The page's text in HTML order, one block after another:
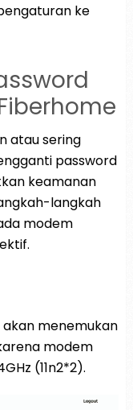
ke
atau sering
password
keamanan
langkah
modem
akan menemukan
modem
(11n2*2).